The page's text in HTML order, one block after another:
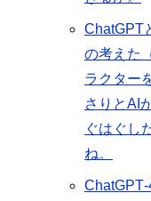
ChatGPT
の考えた
ラクター
さりとAI
ぐはぐし
ね。